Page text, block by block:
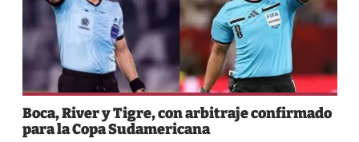
Boca, River y Tigre, con arbitraje confirmado
para la Copa Sudamericana